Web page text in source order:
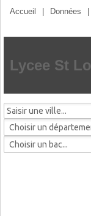
Accueil Données
Lycee St